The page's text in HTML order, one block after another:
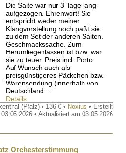
Die Saite war nur 3 Tage lang
aufgezogen. Ehrenwort! Sie
entspricht weder meiner
Klangvorstellung noch paßt sie
zu dem Set der anderen Saiten.
Geschmackssache. Zum
Herumliegenlassen ist bzw. war
sie zu teuer. Preis incl. Porto.
Auf Wunsch auch als
preisgünstigeres Päckchen bzw.
Warensendung (innerhalb von
Deutschland....
Details
(Pfalz) • 136 € • Noxius • Erstellt
• Aktualisiert am 03.05.2026
Orchesterstimmung